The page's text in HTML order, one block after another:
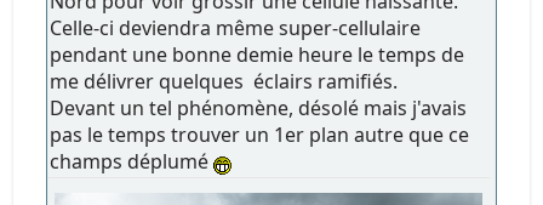
Celle-ci deviendra même super-cellulaire
pendant une bonne demie heure le temps de
me délivrer quelques éclairs ramifiés.
Devant un tel phénomène, désolé mais j'avais
pas le temps trouver un 1er plan autre que ce
champs déplumé